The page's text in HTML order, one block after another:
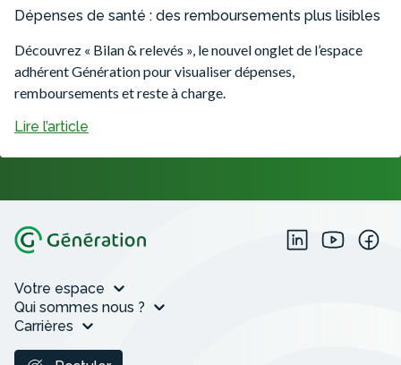
Dépenses de santé : des remboursements plus lisibles
Découvrez « Bilan & relevés », le nouvel onglet de l’espace
adhérent Génération pour visualiser dépenses,
remboursements et reste à charge.
Lire l’article
Votre espace
Qui sommes nous ?
Carrières